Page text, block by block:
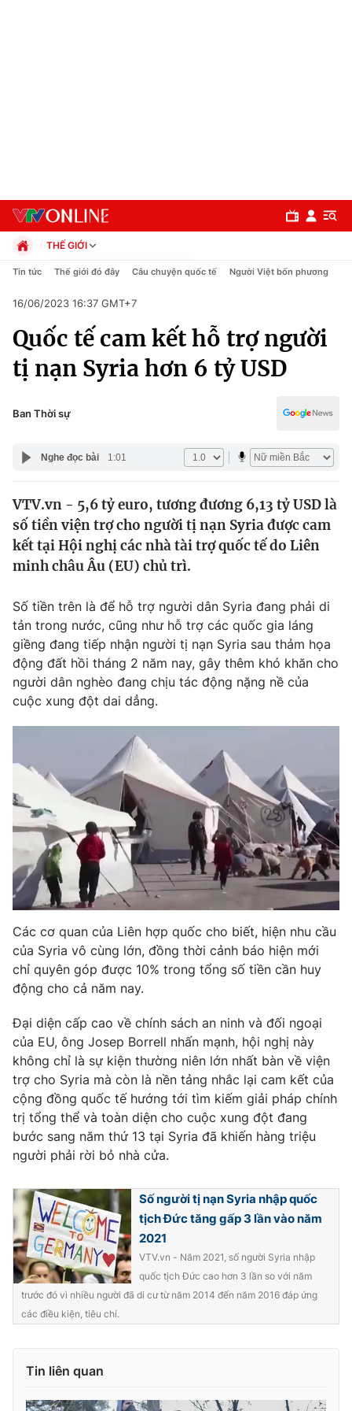
Chuyên mục
Chính trị
Pháp luật
Thế giới
Tin tức
Thế giới đó đây
Câu chuyện quốc tế
Tài chính
Thị trường
Góc doanh nghiệp
Dữ liệu và đời sống
Truyền hình
Phim VTV
Nhân vật
Khán giả
Giải sao mai
Giải trí
Âm nhạc
Sao
Đời sống
Du lịch
Làm đẹp
Chất lượng cuộc sống
Giáo dục
Tuyển sinh
Học trực tuyến
Công nghệ
Hitech Công nghệ tương lai
Sản phẩm
Thị trường
Tư vấn
Giao lưu trực tuyến
Lịch phát sóng
Emagazine Podcast
Photo Infographic
Video Shorts video
VTV Sức khoẻ Bất động sản
Thị trường 24h Tấm lòng Việt
VTV4
Liên hệ tòa soạn English
THẾ GIỚI
Chính trị
Pháp luật
Kinh tế
Thể thao
Truyền hình
Y tế
Công nghệ
Tin tức Thế giới đó đây Câu chuyện quốc tế Người Việt bốn phương
16/06/2023 16:37 GMT+7
Quốc tế cam kết hỗ trợ người
tị nạn Syria hơn 6 tỷ USD
Ban Thời sự
Nghe đọc bài 1:01
VTV.vn - 5,6 tỷ euro, tương đương 6,13 tỷ USD là
số tiền viện trợ cho người tị nạn Syria được cam
kết tại Hội nghị các nhà tài trợ quốc tế do Liên
minh châu Âu (EU) chủ trì.
Số tiền trên là để hỗ trợ người dân Syria đang phải di
tản trong nước, cũng như hỗ trợ các quốc gia láng
giềng đang tiếp nhận người tị nạn Syria sau thảm họa
động đất hồi tháng 2 năm nay, gây thêm khó khăn cho
người dân nghèo đang chịu tác động nặng nề của
cuộc xung đột dai dẳng.
Các cơ quan của Liên hợp quốc cho biết, hiện nhu cầu
của Syria vô cùng lớn, đồng thời cảnh báo hiện mới
chỉ quyên góp được 10% trong tổng số tiền cần huy
động cho cả năm nay.
Đại diện cấp cao về chính sách an ninh và đối ngoại
của EU, ông Josep Borrell nhấn mạnh, hội nghị này
không chỉ là sự kiện thường niên lớn nhất bàn về viện
trợ cho Syria mà còn là nền tảng nhắc lại cam kết của
cộng đồng quốc tế hướng tới tìm kiếm giải pháp chính
trị tổng thể và toàn diện cho cuộc xung đột đang
bước sang năm thứ 13 tại Syria đã khiến hàng triệu
người phải rời bỏ nhà cửa.
Số người tị nạn Syria nhập quốc
tịch Đức tăng gấp 3 lần vào năm
2021
VTV.vn - Năm 2021, số người Syria nhập
quốc tịch Đức cao hơn 3 lần so với năm
trước đó vì nhiều người đã di cư từ năm 2014 đến năm 2016 đáp ứng
các điều kiện, tiêu chí.
Tin liên quan